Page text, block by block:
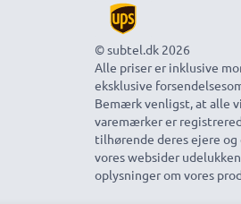
© subtel.dk 2026
Alle priser er inklusive
eksklusive
Bemærk venligst, at alle
varemærker er
tilhørende deres ejere
vores websider
oplysninger om vores